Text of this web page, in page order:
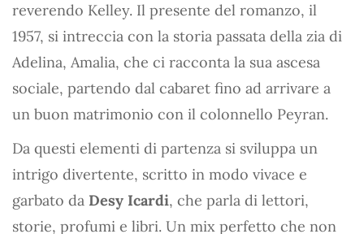
reverendo Kelley. Il presente del romanzo, il
1957, si intreccia con la storia passata della zia di
Adelina, Amalia, che ci racconta la sua ascesa
sociale, partendo dal cabaret fino ad arrivare a
un buon matrimonio con il colonnello Peyran.
Da questi elementi di partenza si sviluppa un
intrigo divertente, scritto in modo vivace e
garbato da Desy Icardi, che parla di lettori,
storie, profumi e libri. Un mix perfetto che non